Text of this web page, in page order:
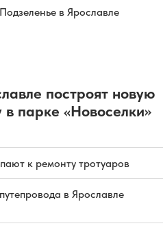
в Ярославле
построят новую
в парке «Новоселки»
к ремонту тротуаров
в Ярославле